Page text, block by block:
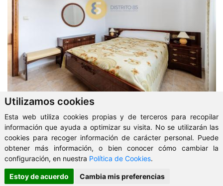
Utilizamos cookies
Esta web utiliza cookies propias y de terceros para recopilar
información que ayuda a optimizar su visita. No se utilizarán las
cookies para recoger información de carácter personal. Puede
obtener más información, o bien conocer cómo cambiar la
configuración, en nuestra Política de Cookies.
Estoy de acuerdo Cambia mis preferencias